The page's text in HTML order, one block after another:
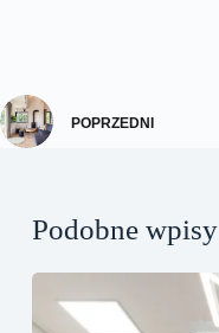
POPRZEDNI
Podobne wpisy